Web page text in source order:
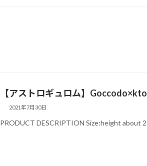
【アストロギュロム】
2021年7月30日
PRODUCT DESCRIPTION Size:height about